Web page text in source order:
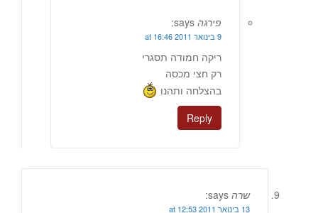
פירגה says:
9 בינואר 2011 at 16:46
ריקה חמודה תסגרי
רק חצי מכסה
בהצלחה ותהנו
Reply
שרה says:
13 בינואר 2011 at 12:53